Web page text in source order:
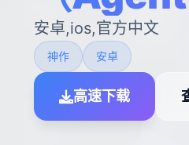
安卓,ios,官方中文
神作 安卓
高速下载